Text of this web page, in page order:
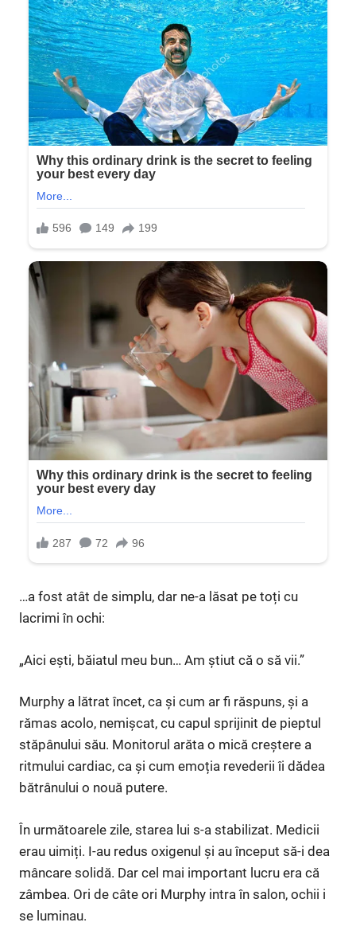
…a fost atât de simplu, dar ne-a lăsat pe toți cu
lacrimi în ochi:
„Aici ești, băiatul meu bun… Am știut că o să vii.”
Murphy a lătrat încet, ca și cum ar fi răspuns, și a
rămas acolo, nemișcat, cu capul sprijinit de pieptul
stăpânului său. Monitorul arăta o mică creștere a
ritmului cardiac, ca și cum emoția revederii îi dădea
bătrânului o nouă putere.
În următoarele zile, starea lui s-a stabilizat. Medicii
erau uimiți. I-au redus oxigenul și au început să-i dea
mâncare solidă. Dar cel mai important lucru era că
zâmbea. Ori de câte ori Murphy intra în salon, ochii i
se luminau.